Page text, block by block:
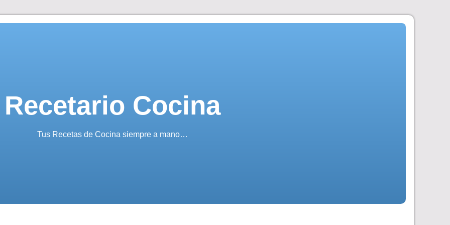
Recetario Cocina
Tus Recetas de Cocina siempre a mano…